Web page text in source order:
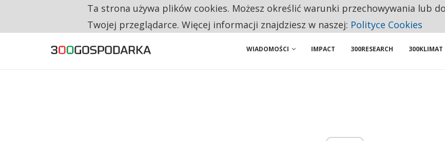
RESTRYKCJE CHIN UDERZAJĄ W EUROPEJSKI PRZEMYSŁ. NA LIŚCIE SĄ DWA PODMIOTY Z POLSKI
WIADOMOŚCI IMPACT 300RESEARCH 300KLIMAT
Ta strona używa plików cookies. Możesz określić warunki przechowywania lub
Twojej przeglądarce. Więcej informacji znajdziesz w naszej: Polityce Cookies